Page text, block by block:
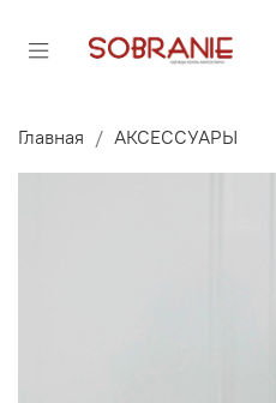
Главная АКСЕССУАРЫ